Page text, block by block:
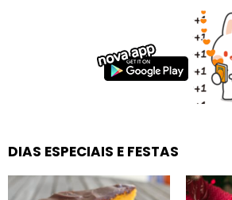
DIAS ESPECIAIS E FESTAS